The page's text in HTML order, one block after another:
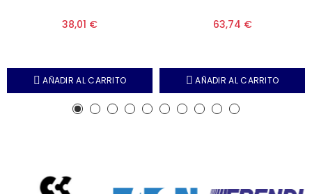
38,01 €
AÑADIR AL CARRITO
63,74 €
AÑADIR AL CARRITO